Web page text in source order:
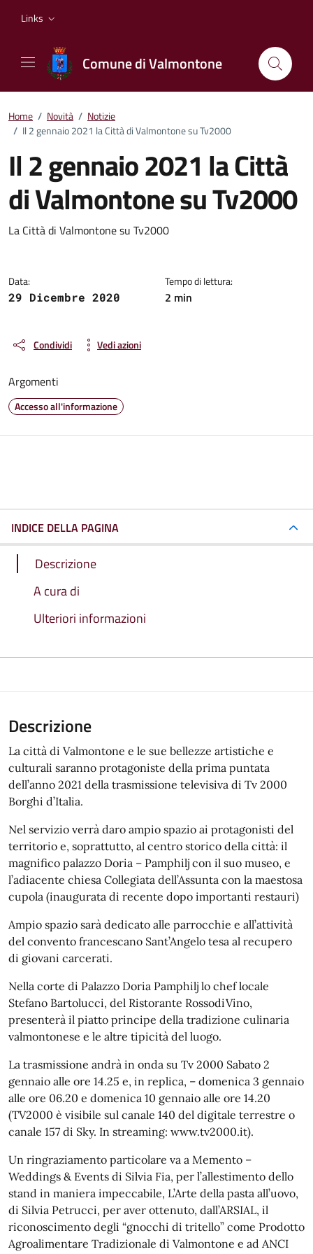
Links
Comune di Valmontone
Home / Novità / Notizie
/ Il 2 gennaio 2021 la Città di Valmontone su Tv2000
Il 2 gennaio 2021 la Città
di Valmontone su Tv2000
Dettagli della notizia
La Città di Valmontone su Tv2000
Data:
29 Dicembre 2020
Tempo di lettura:
2 min
Condividi Vedi azioni
Argomenti
Accesso all'informazione
INDICE DELLA PAGINA
Descrizione
A cura di
Ulteriori informazioni
Descrizione
La città di Valmontone e le sue bellezze artistiche e
culturali saranno protagoniste della prima puntata
dell’anno 2021 della trasmissione televisiva di Tv 2000
Borghi d’Italia.
Nel servizio verrà daro ampio spazio ai protagonisti del
territorio e, soprattutto, al centro storico della città: il
magnifico palazzo Doria – Pamphilj con il suo museo, e
l’adiacente chiesa Collegiata dell’Assunta con la maestosa
cupola (inaugurata di recente dopo importanti restauri)
Ampio spazio sarà dedicato alle parrocchie e all’attività
del convento francescano Sant’Angelo tesa al recupero
di giovani carcerati.
Nella corte di Palazzo Doria Pamphilj lo chef locale
Stefano Bartolucci, del Ristorante RossodiVino,
presenterà il piatto principe della tradizione culinaria
valmontonese e le altre tipicità del luogo.
La trasmissione andrà in onda su Tv 2000 Sabato 2
gennaio alle ore 14.25 e, in replica, – domenica 3 gennaio
alle ore 06.20 e domenica 10 gennaio alle ore 14.20
(TV2000 è visibile sul canale 140 del digitale terrestre o
canale 157 di Sky. In streaming: www.tv2000.it).
Un ringraziamento particolare va a Memento –
Weddings & Events di Silvia Fia, per l’allestimento dello
stand in maniera impeccabile, L’Arte della pasta all’uovo,
di Silvia Petrucci, per aver ottenuto, dall’ARSIAL, il
riconoscimento degli “gnocchi di tritello” come Prodotto
Agroalimentare Tradizionale di Valmontone e ad ANCI